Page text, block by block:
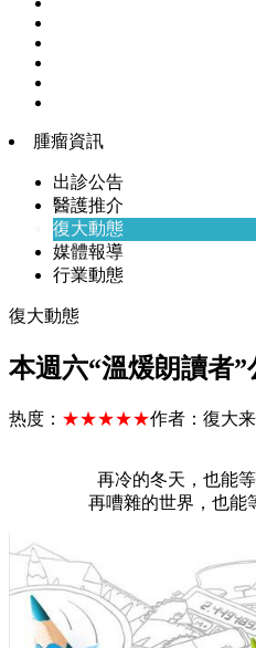
腫瘤資訊
出診公告
醫護推介
復大動態
媒體報導
行業動態
復大動態
本週六“溫煖朗讀者”
热度： ★★★★★作者： 復大
再冷的冬天，也能
再嘈雜的世界，也